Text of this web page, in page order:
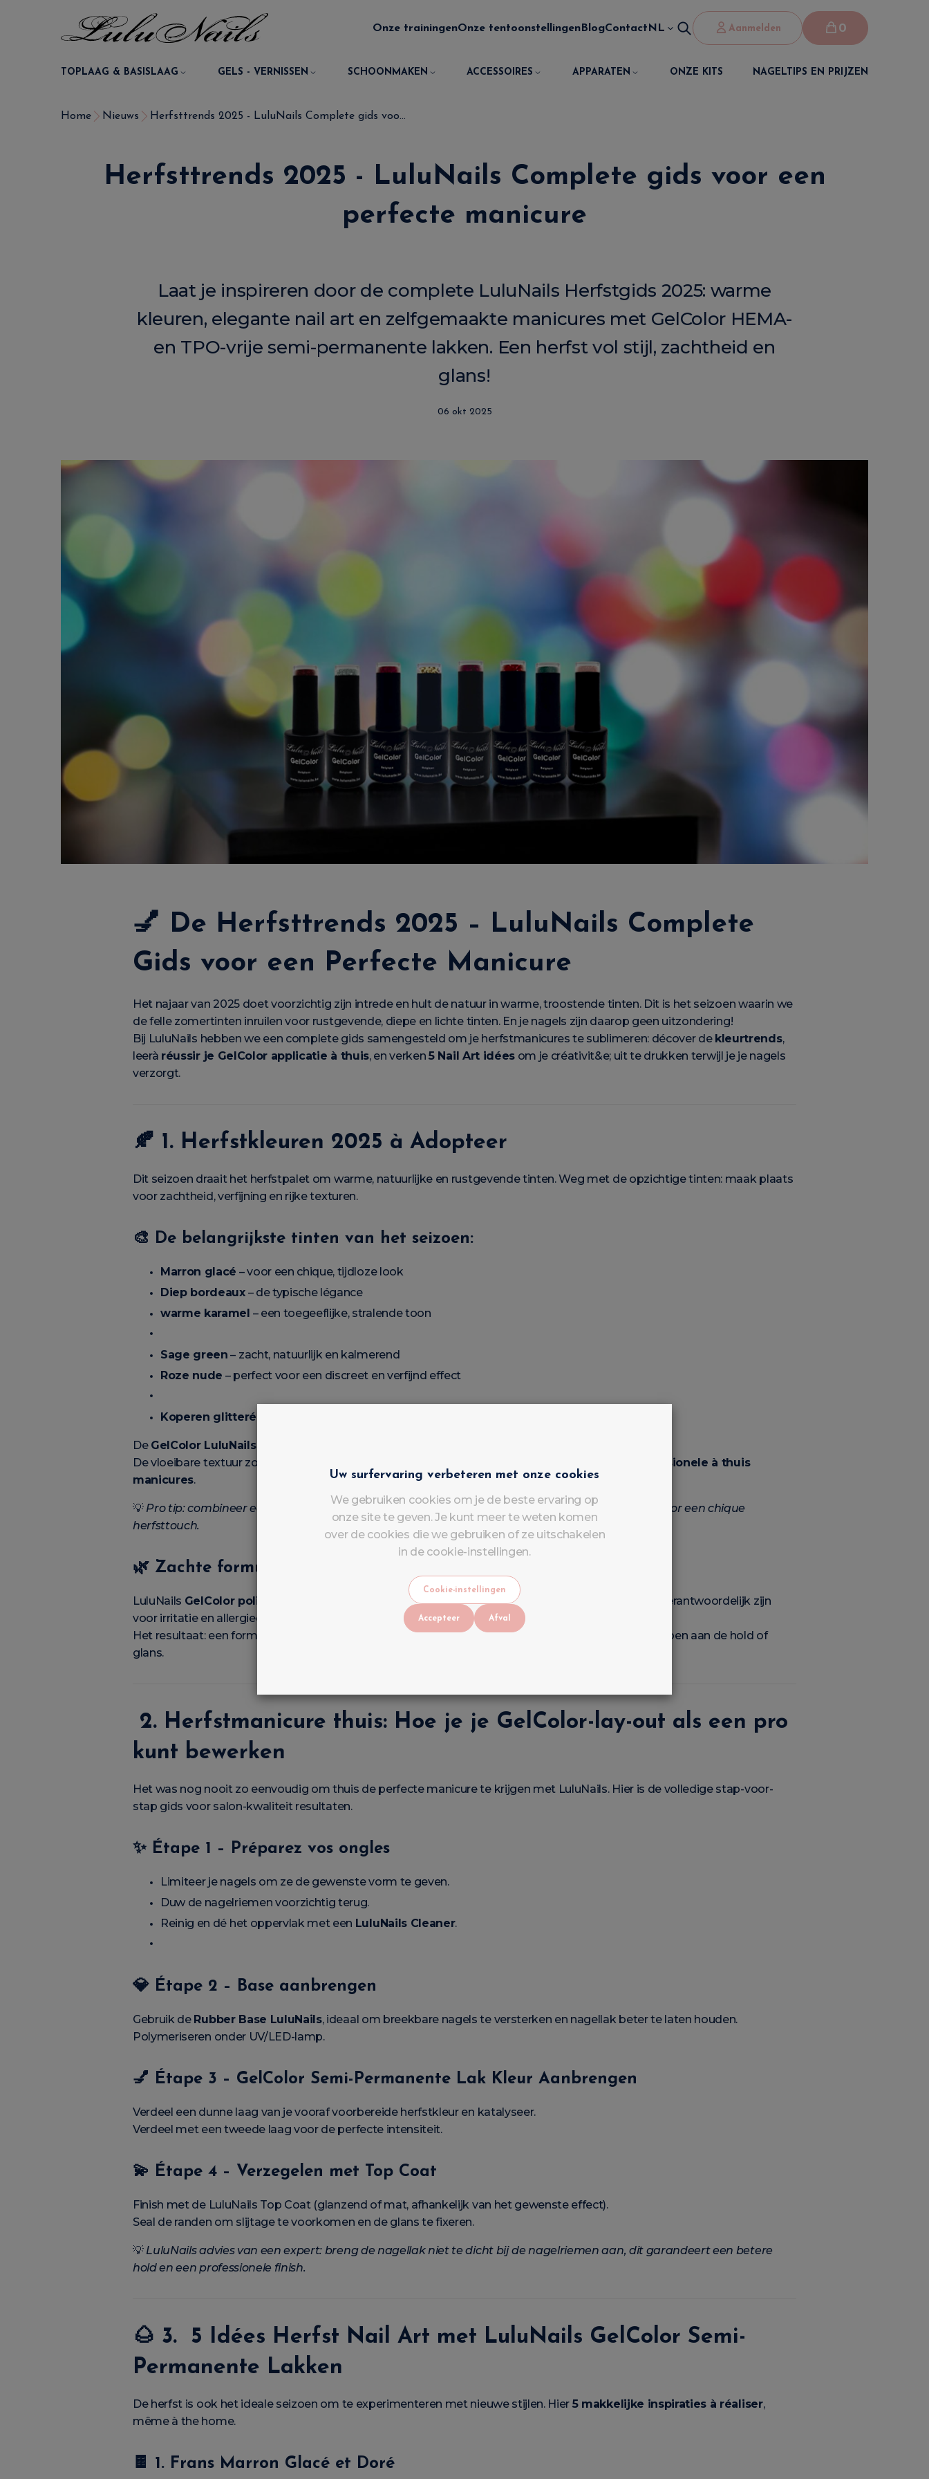
Onze trainingenOnze tentoonstellingen BlogContact NL Aanmelden 0
TOPLAAG & BASISLAAG GELS - VERNISSEN SCHOONMAKEN ACCESSOIRES APPARATEN ONZE KITS NAGELTIPS EN PRIJZEN
Home Nieuws Herfsttrends 2025 - LuluNails Complete gids voo...
Herfsttrends 2025 - LuluNails Complete gids voor een
perfecte manicure
Laat je inspireren door de complete LuluNails Herfstgids 2025: warme
kleuren, elegante nail art en zelfgemaakte manicures met GelColor HEMA-
en TPO-vrije semi-permanente lakken. Een herfst vol stijl, zachtheid en
glans!
06 okt 2025
💅 De Herfsttrends 2025 – LuluNails Complete
Gids voor een Perfecte Manicure
Het najaar van 2025 doet voorzichtig zijn intrede en hult de natuur in warme, troostende tinten. Dit is het seizoen waarin we
de felle zomertinten inruilen voor rustgevende, diepe en lichte tinten. En je nagels zijn daarop geen uitzondering!
Bij LuluNails hebben we een complete gids samengesteld om je herfstmanicures te sublimeren: décover de kleurtrends,
leerà réussir je GelColor applicatie à thuis, en verken5 Nail Art idées om je créativit&e; uit te drukken terwijl je je nagels
verzorgt.
🍂 1. Herfstkleuren 2025 à Adopteer
Dit seizoen draait het herfstpalet om warme, natuurlijke en rustgevende tinten. Weg met de opzichtige tinten: maak plaats
voor zachtheid, verfijning en rijke texturen.
🎨 De belangrijkste tinten van het seizoen:
Marron glacé – voor een chique, tijdloze look
Diep bordeaux– de typische légance
warme karamel – een toegeeflijke, stralende toon
Sage green – zacht, natuurlijk en kalmerend
Roze nude – perfect voor een discreet en verfijnd effect
Koperen glitteré
De GelColor LuluNailsbieden intense pigmentatie en langdurige spiegelglans tot wel 3 weken lang.
De vloeibare textuur zorgt voor een gelijkmatige applicatie vanaf de eerste laag, ideaal voor
professionele à thuis
manicures.
💡 Pro tip: combineer een warme tint (zoals karamel of bordeaux) met een gouden nagelaccent voor een chique
herfsttouch.
🌿 Zachte formules – HEMA FREE & TPO FREE
LuluNails GelColor polishes zonder HEMA of TPO, twee ingrediënten die vaak verantwoordelijk zijn
voor irritatie en allergieën.
Het resultaat: een formule die
is, met respect voor gevoelige nagels, zonder afbreuk te doen aan de hold of
glans.
2. Herfstmanicure thuis: Hoe je je GelColor-lay-out als een pro
kunt bewerken
Het was nog nooit zo eenvoudig om thuis de perfecte manicure te krijgen met LuluNails. Hier is de volledige stap-voor-
stap gids voor salon-kwaliteit resultaten.
✨ Étape 1 – Préparez vos ongles
Limiteer je nagels om ze de gewenste vorm te geven.
Duw de nagelriemen voorzichtig terug.
Reinig en dé het oppervlak met een LuluNails Cleaner.
💎 Étape 2 – Base aanbrengen
Gebruik de Rubber Base LuluNails, ideaal om breekbare nagels te versterken en nagellak beter te laten houden.
Polymeriseren onder UV/LED-lamp.
💅 Étape 3 – GelColor Semi-Permanente Lak Kleur Aanbrengen
Verdeel een dunne laag van je vooraf voorbereide herfstkleur en katalyseer.
Verdeel met een tweede laag voor de perfecte intensiteit.
💫 Étape 4 – Verzegelen met Top Coat
Finish met de LuluNails Top Coat (glanzend of mat, afhankelijk van het gewenste effect).
Seal de randen om slijtage te voorkomen en de glans te fixeren.
💡 LuluNails advies van een expert: breng de nagellak niet te dicht bij de nagelriemen aan, dit garandeert een betere
hold en een professionele finish.
🌰 3. 5 Idées Herfst Nail Art met LuluNails GelColor Semi-
Permanente Lakken
De herfst is ook het ideale seizoen om te experimenteren met nieuwe stijlen. Hier 5 makkelijke inspiraties à réaliser,
même à the home.
🍫 1. Frans Marron Glacé et Doré
Uw surfervaring verbeteren met onze cookies
We gebruiken cookies om je de beste ervaring op
onze site te geven. Je kunt meer te weten komen
over de cookies die we gebruiken of ze uitschakelen
in de cookie-instellingen.
Cookie-instellingen
Accepteer Afval